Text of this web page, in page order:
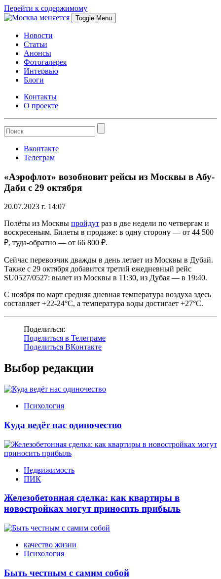
Перейти к содержимому
Toggle Menu
Новости
Статьи
Анонсы
Фотогалерея
Интервью
Блоги
Контакты
О проекте
Вконтакте
Телеграм
«Аэрофлот» возобновит рейсы из Москвы в Абу-
Даби с 29 октября
20.07.2023 г. 14:07
Полёты из Москвы пройдут раз в две недели по четвергам и
воскресеньям. Билеты в продаже: в одну сторону — от 44 500
₽, туда-обратно — от 66 800 ₽.
Сейчас перевозчик дважды в день летает из Москвы в Дубай.
Также с 29 октября добавится третий ежедневный рейс
SU0527/0527: вылет из Москвы в 11:30, из Дубая — в 19:40.
С ноября по март средняя дневная температура воздуха здесь
составляет +22-24°С, а температура воды достигает +27°С.
Поделиться:
Поделиться в Телеграме
Поделиться ВКонтакте
Выбор редакции
Психология
Куда ведёт нас одиночество
Недвижимость
ПИК
Железобетонная сделка: как квартиры в
новостройках могут приносить прибыль
качество жизни
Психология
Быть честным с самим собой